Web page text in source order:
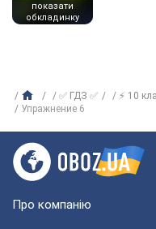
показати
обкладинку
✅ ГДЗ ✅ ⚡ 10
Упражнение 6
Про компанію